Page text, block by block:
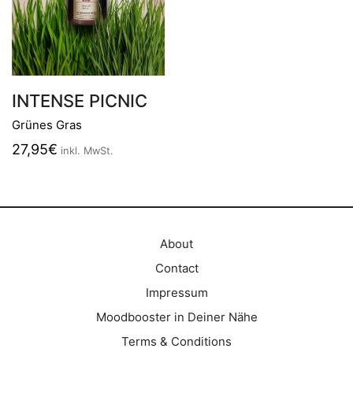
INTENSE PICNIC
Grünes Gras
27,95€ inkl. MwSt.
About
Contact
Impressum
Moodbooster in Deiner Nähe
Terms & Conditions